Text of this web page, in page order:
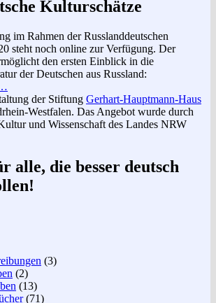
Kulturschätze
im Rahmen der Russlanddeutschen
steht noch online zur Verfügung. Der
den ersten Einblick in die
der Deutschen aus Russland:
der Stiftung Gerhart-Hauptmann-Haus
Westfalen. Das Angebot wurde durch
und Wissenschaft des Landes NRW
alle, die besser deutsch
(3)
(2)
(13)
(71)